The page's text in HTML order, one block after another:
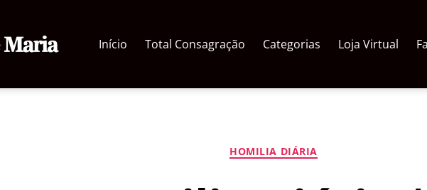
Início Total Consagração Categorias Loja Virtual
Categorias
HOMILIA DIÁRIA